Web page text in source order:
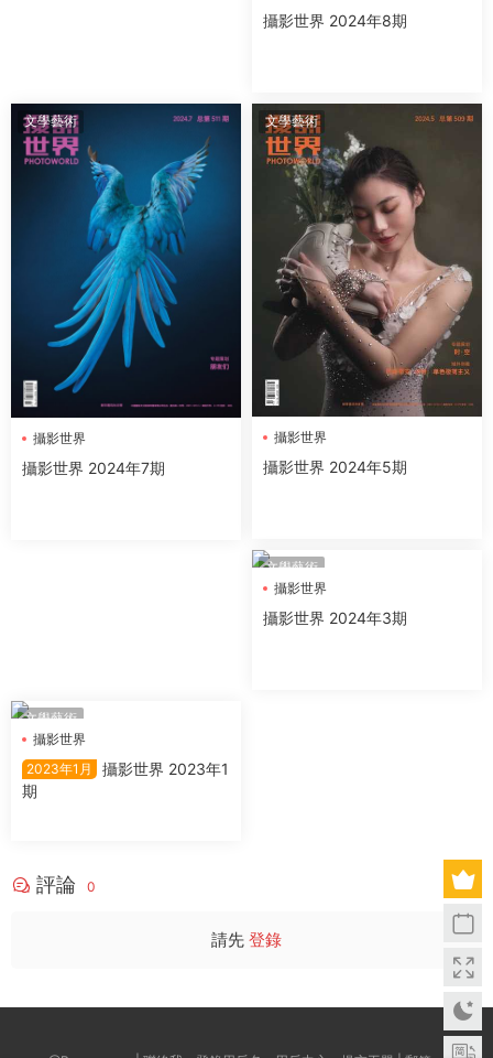
攝影世界 2024年8期
文學藝術
攝影世界
攝影世界 2024年7期
文學藝術
攝影世界
攝影世界 2024年5期
文學藝術
攝影世界
攝影世界 2024年3期
文學藝術
攝影世界
2023年1月
攝影世界 2023年1
期
評論 0
請先 登錄